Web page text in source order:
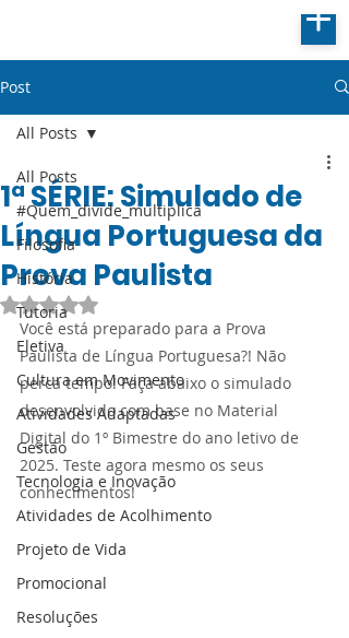
Post
All Posts
#Quem_divide_multiplica
Filosofia
História
Tutoria
Eletiva
Cultura em Movimento
Atividades Adaptadas
Gestão
Tecnologia e Inovação
Atividades de Acolhimento
Projeto de Vida
Promocional
Resoluções
All Posts
1ª SÉRIE: Simulado de
Língua Portuguesa da
Prova Paulista
Avaliado com NaN de 5 estrelas.
Você está preparado para a Prova
Paulista de Língua Portuguesa?! Não
perca tempo! Faça abaixo o simulado
desenvolvido com base no Material
Digital do 1º Bimestre do ano letivo de
2025. Teste agora mesmo os seus
conhecimentos!